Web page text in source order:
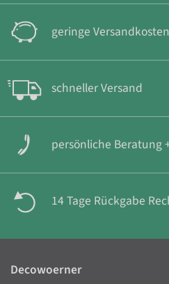
geringe Versandkosten
schneller Versand
persönliche Beratung
14 Tage Rückgabe
Decowoerner